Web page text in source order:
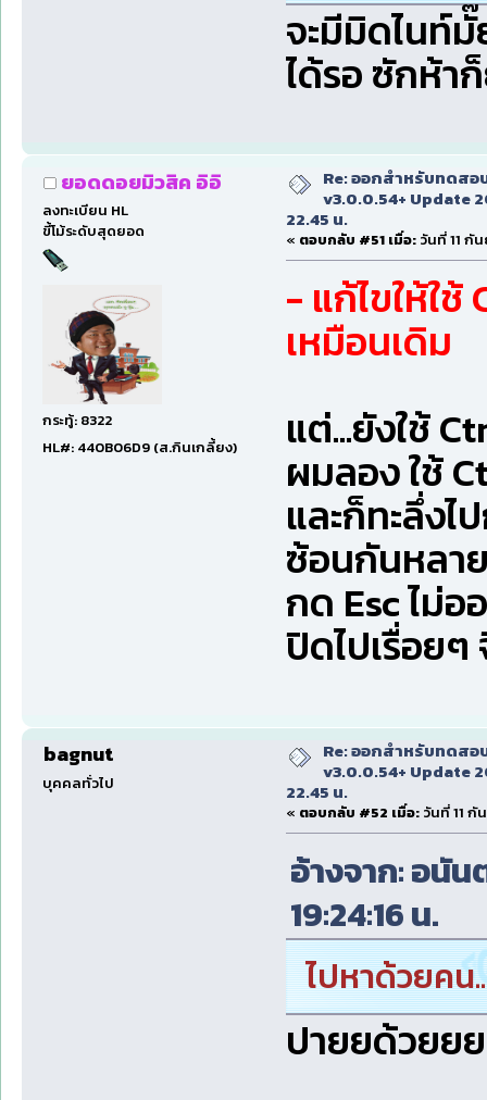
จะมีมิดไนท์
ได้รอ ซักห้า
ยอดดอยมิวสิค อิอิ
ลงทะเบียน HL
ขี้โม้ระดับสุดยอด
กระทู้: 8322
HL#: 440B06D9 (ส.กินเกลี้ยง)
Re: ออกสำหรับทดสอ
v3.0.0.54+ Update
22.45 น.
« ตอบกลับ #51 เมื่อ: วันที่ 11 กั
- แก้ไขให้ใ
เหมือนเดิม
แต่...ยังใช้
ผมลอง ใช้
และก็ทะลึ่ง
ซ้อนกันหลา
กด Esc ไม่อ
ปิดไปเรื่อย
bagnut
บุคคลทั่วไป
Re: ออกสำหรับทดสอ
v3.0.0.54+ Update
22.45 น.
« ตอบกลับ #52 เมื่อ: วันที่ 11 กั
อ้างจาก: อนั
19:24:16 น.
ไปหาด้วยคน
ปายยด้วยย